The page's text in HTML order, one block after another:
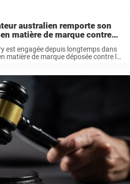
australien remporte son
matière de marque contre
est engagée depuis longtemps dans
matière de marque déposée contre la
Continuez à lire ...